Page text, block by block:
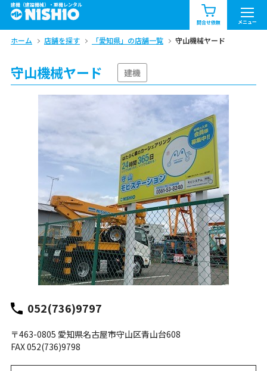
建機（建設機械）・重機レンタル
問合せ依頼 メニュー
商品一覧 お知らせ一覧
問合せ依頼リスト お問合せ
エリア情報を見る
北海道 東北 関東
中部 中国・四国
九州・沖縄（外部）
ホーム 店舗を探す 「愛知県」の店舗一覧 守山機械ヤード
守山機械ヤード 建機
052(736)9797
〒463-0805 愛知県名古屋市守山区青山台608
FAX 052(736)9798